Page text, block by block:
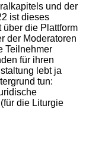
und der
ist dieses
die Plattform
der Moderatoren
Teilnehmer
für ihren
lebt ja
tun:
die Liturgie